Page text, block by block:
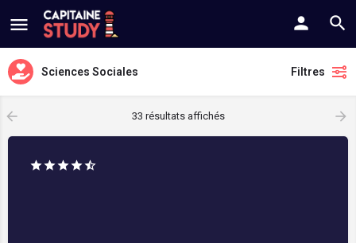
Sciences Sociales Filtres
33 résultats affichés